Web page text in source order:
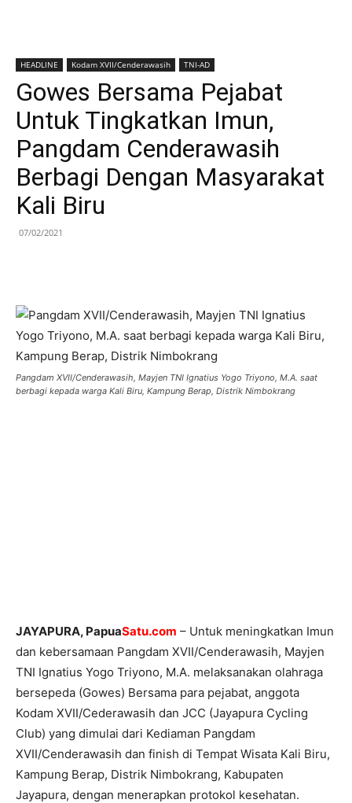
HEADLINE Kodam XVII/Cenderawasih TNI-AD
Gowes Bersama Pejabat
Untuk Tingkatkan Imun,
Pangdam Cenderawasih
Berbagi Dengan Masyarakat
Kali Biru
07/02/2021
Pangdam XVII/Cenderawasih, Mayjen TNI Ignatius Yogo Triyono, M.A. saat
berbagi kepada warga Kali Biru, Kampung Berap, Distrik Nimbokrang
JAYAPURA, PapuaSatu.com – Untuk meningkatkan Imun
dan kebersamaan Pangdam XVII/Cenderawasih, Mayjen
TNI Ignatius Yogo Triyono, M.A. melaksanakan olahraga
bersepeda (Gowes) Bersama para pejabat, anggota
Kodam XVII/Cederawasih dan JCC (Jayapura Cycling
Club) yang dimulai dari Kediaman Pangdam
XVII/Cenderawasih dan finish di Tempat Wisata Kali Biru,
Kampung Berap, Distrik Nimbokrang, Kabupaten
Jayapura, dengan menerapkan protokol kesehatan.